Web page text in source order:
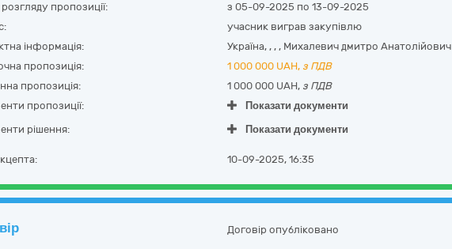
пропозиції:
з 05-09-2025 по 13-09-2025
учасник виграв закупівлю
інформація:
Україна, , , , Михалевич дмитро Анатолійович
пропозиція:
1 000 000 UAH, з ПДВ
пропозиція:
1 000 000 UAH, з ПДВ
пропозиції:
Показати документи
рішення:
Показати документи
10-09-2025, 16:35
Договір опубліковано